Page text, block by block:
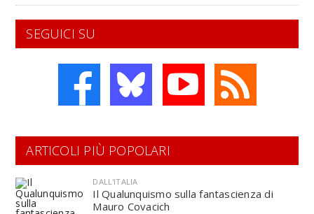
SEGUICI SU
ARTICOLI PIÙ POPOLARI
DALL'ITALIA
Il Qualunquismo sulla fantascienza di
Mauro Covacich